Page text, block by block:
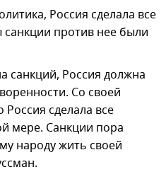
Россия сделала все
против нее были
санкций, Россия должна
Со своей
Россия сделала все
мере. Санкции пора
народу жить своей